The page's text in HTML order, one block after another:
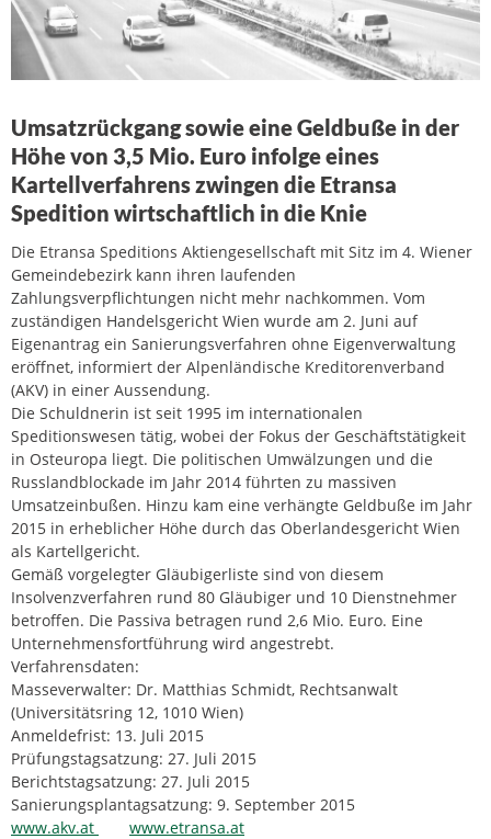
Umsatzrückgang sowie eine Geldbuße in der
Höhe von 3,5 Mio. Euro infolge eines
Kartellverfahrens zwingen die Etransa
Spedition wirtschaftlich in die Knie
Die Etransa Speditions Aktiengesellschaft mit Sitz im 4. Wiener
Gemeindebezirk kann ihren laufenden
Zahlungsverpflichtungen nicht mehr nachkommen. Vom
zuständigen Handelsgericht Wien wurde am 2. Juni auf
Eigenantrag ein Sanierungsverfahren ohne Eigenverwaltung
eröffnet, informiert der Alpenländische Kreditorenverband
(AKV) in einer Aussendung.
Die Schuldnerin ist seit 1995 im internationalen
Speditionswesen tätig, wobei der Fokus der Geschäftstätigkeit
in Osteuropa liegt. Die politischen Umwälzungen und die
Russlandblockade im Jahr 2014 führten zu massiven
Umsatzeinbußen. Hinzu kam eine verhängte Geldbuße im Jahr
2015 in erheblicher Höhe durch das Oberlandesgericht Wien
als Kartellgericht.
Gemäß vorgelegter Gläubigerliste sind von diesem
Insolvenzverfahren rund 80 Gläubiger und 10 Dienstnehmer
betroffen. Die Passiva betragen rund 2,6 Mio. Euro. Eine
Unternehmensfortführung wird angestrebt.
Verfahrensdaten:
Masseverwalter: Dr. Matthias Schmidt, Rechtsanwalt
(Universitätsring 12, 1010 Wien)
Anmeldefrist: 13. Juli 2015
Prüfungstagsatzung: 27. Juli 2015
Berichtstagsatzung: 27. Juli 2015
Sanierungsplantagsatzung: 9. September 2015
www.akv.at
www.etransa.at